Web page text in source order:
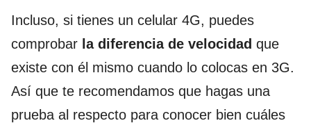
Incluso, si tienes un celular 4G, puedes
comprobar la diferencia de velocidad que
existe con él mismo cuando lo colocas en 3G.
Así que te recomendamos que hagas una
prueba al respecto para conocer bien cuáles